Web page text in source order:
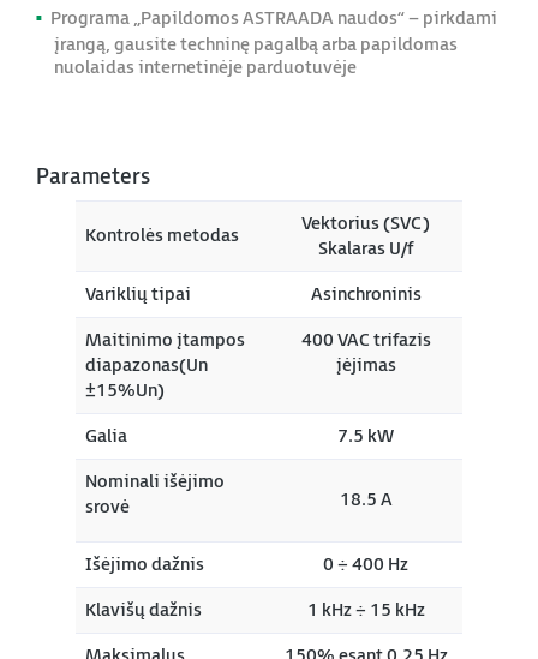
Programa „Papildomos ASTRAADA naudos“ – pirkdami
įrangą, gausite techninę pagalbą arba papildomas
nuolaidas internetinėje parduotuvėje
Parameters
Kontrolės metodas
Vektorius (SVC)
Skalaras U/f
Variklių tipai
Asinchroninis
Maitinimo įtampos
diapazonas(Un
±15%Un)
400 VAC trifazis
įėjimas
Galia
7.5 kW
Nominali išėjimo
srovė
18.5 A
Išėjimo dažnis
0 ÷ 400 Hz
Klavišų dažnis
1 kHz ÷ 15 kHz